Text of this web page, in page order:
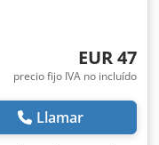
EUR 47
precio fijo IVA no incluído
Llamar